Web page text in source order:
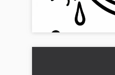
Rita en groda som